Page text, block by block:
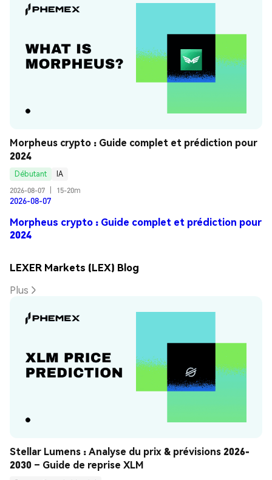
Morpheus crypto : Guide complet et prédiction pour
2024
Débutant
IA
2026-08-07
15-20m
2026-08-07
Morpheus crypto : Guide complet et prédiction pour
2024
LEXER Markets (LEX) Blog
Plus
Stellar Lumens : Analyse du prix & prévisions 2026-
2030 – Guide de reprise XLM